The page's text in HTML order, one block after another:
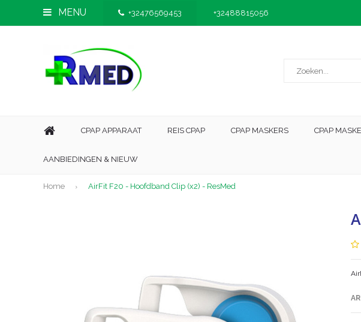
MENU +32476569453 +32488815056
CPAP APPARAAT REIS CPAP CPAP MASKERS CPAP
AANBIEDINGEN & NIEUW
Home AirFit F20 - Hoofdband Clip (x2) - ResMed